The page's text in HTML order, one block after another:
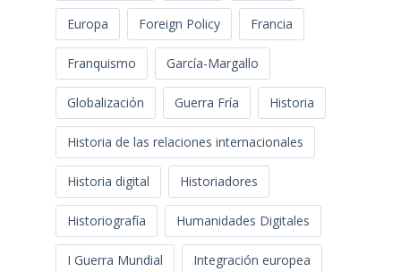
Europa Foreign Policy Francia
Franquismo García-Margallo
Globalización Guerra Fría Historia
Historia de las relaciones internacionales
Historia digital Historiadores
Historiografía Humanidades Digitales
I Guerra Mundial Integración europea